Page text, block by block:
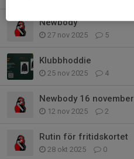
Newbody
27 nov 2025 5
Klubbhoddie
25 nov 2025 4
Newbody 16 november
12 nov 2025 2
Rutin för fritidskortet
28 okt 2025 0